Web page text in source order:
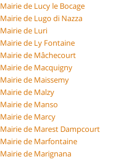
Mairie de Lucy le Bocage
Mairie de Lugo di Nazza
Mairie de Luri
Mairie de Ly Fontaine
Mairie de Mâchecourt
Mairie de Macquigny
Mairie de Maissemy
Mairie de Malzy
Mairie de Manso
Mairie de Marcy
Mairie de Marest Dampcourt
Mairie de Marfontaine
Mairie de Marignana